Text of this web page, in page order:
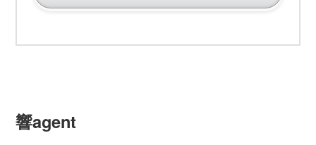
響agent